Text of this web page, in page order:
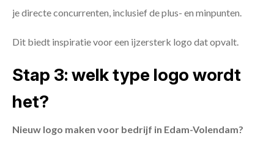
je directe concurrenten, inclusief de plus- en minpunten.
Dit biedt inspiratie voor een ijzersterk logo dat opvalt.
Stap 3: welk type logo wordt
het?
Nieuw logo maken voor bedrijf in Edam-Volendam?